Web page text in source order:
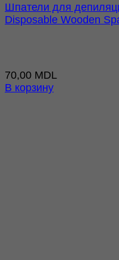
Шпатели для
Disposable Wooden
70,00 MDL
В корзину